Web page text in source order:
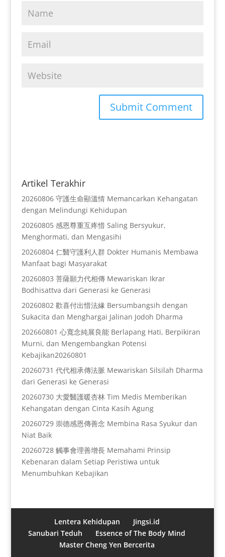
Artikel Terakhir
20260806 守護生命顯溫情 Memancarkan Kehangatan
dengan Melindungi Kehidupan
20260805 感恩尊重互疼惜 Saling Bersyukur,
Menghormati, dan Mengasihi
20260804 仁醫守護利人群 Dokter Humanis Membawa
Manfaat bagi Masyarakat
20260803 菩薩願力代相傳 Mewariskan Ikrar
Bodhisattva dari Generasi ke Generasi
20260802 歡喜付出惜法緣 Bersumbangsih dengan
Sukacita dan Menghargai Jalinan Jodoh Dharma
202660801 心寬念純展良能 Berlapang Hati, Berpikiran
Murni, dan Mengembangkan Potensi
Kebajikan20260801
20260731 代代相承傳法脈 Mewariskan Silsilah Dharma
dari Generasi ke Generasi
20260730 大愛醫護暖杏林 Tim Medis Memberikan
Kehangatan dengan Cinta Kasih Agung
20260729 崇德感恩傳善念 Membina Rasa Syukur dan
Niat Baik
20260728 觸事會理善增長 Memahami Prinsip
Kebenaran dalam Setiap Peristiwa untuk
Menumbuhkan Kebajikan
Lentera Kehidupan
Jingsi.id
Sanubari Teduh
Essence of The Body Mind
Master Cheng Yen Bercerita